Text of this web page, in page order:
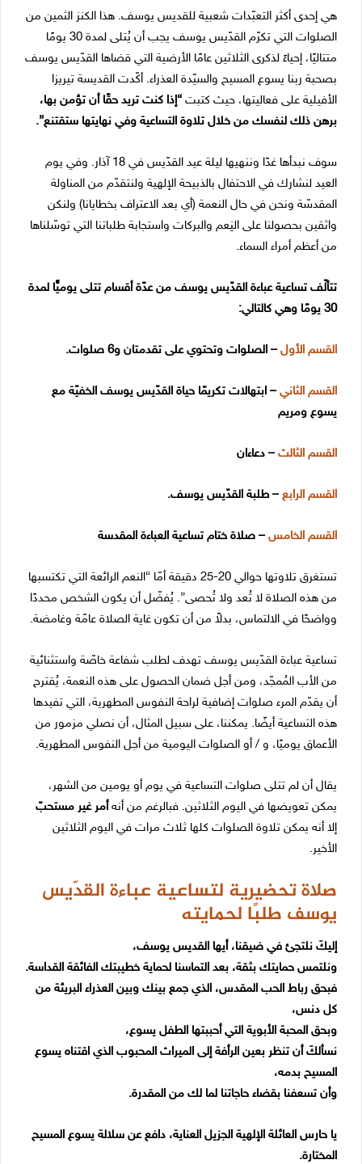
هي إحدى أكثر التعبّدات شعبية للقديس يوسف. هذا الكنز الثمين من
الصلوات التي تكرّم القدّيس يوسف يجب أن يُتلى لمدة 30 يومًا
متتاليًا، إحياءً لذكرى الثلاثين عامًا الأرضية التي قضاها القدّيس يوسف
بصحبة ربنا يسوع المسيح والسيّدة العذراء. أكّدت القديسة تيريزا
الأفيلية على فعاليتها، حيث كتبت “إذا كنت تريد حقًا أن تؤمن بها،
برهن ذلك لنفسك من خلال تلاوة التساعية وفي نهايتها ستقتنع”.
سوف نبدأها غدًا وننهيها ليلة عيد القدّيس في 18 آذار. وفي يوم
العيد لنشارك في الاحتفال بالذبيحة الإلهية ولنتقدّم من المناولة
المقدسّة ونحن في حال النعمة (أي بعد الاعتراف بخطايانا) ولنكن
واثقين بحصولنا على النِعم والبركات واستجابة طلباتنا التي توسّلناها
من أعظم أمراء السماء.
تتألّف تساعية عباءة القدّيس يوسف من عدّة أقسام تتلى يوميًّا لمدة
30 يومًا وهي كالتالي:
القسم الأول– الصلوات وتحتوي على تقدمتان و6 صلوات.
القسم الثاني– ابتهالات تكريمًا حياة القدّيس يوسف الخفيّة مع
يسوع ومريم
القسم الثالث– دعاءان
القسم الرابع– طلبة القدّيس يوسف.
القسم الخامس– صلاة ختام تساعية العباءة المقدسة
تستغرق تلاوتها حوالي 20-25 دقيقة أمّا “النعم الرائعة التي تكتسبها
من هذه الصلاة لا تُعد ولا تُحصى”. يُفضّل أن يكون الشخص محددًا
وواضحًا في الالتماس، بدلاً من أن تكون غاية الصلاة عامّة وغامضة.
تساعية عباءة القدّيس يوسف تهدف لطلب شفاعة خاصّة واستثنائية
من الأب المُمجّد، ومن أجل ضمان الحصول على هذه النعمة، يُقترح
أن يقدّم المرء صلوات إضافية لراحة النفوس المطهرية، التي تفيدها
هذه التساعية أيضًا. يمكننا، على سبيل المثال، أن نصلي مزمور من
الأعماق يوميًا، و / أو الصلوات اليومية من أجل النفوس المطهرية.
يقال أن لم تتلى صلوات التساعية في يوم أو يومين من الشهر،
يمكن تعويضها في اليوم الثلاثين. فبالرغم من أنه أمر غير مستحبّ
إلا أنه يمكن تلاوة الصلوات كلها ثلاث مرات في اليوم الثلاثين
الأخير.
صلاة تحضيرية لتساعية عباءة القدّيس
يوسف طلبًا لحمايته
إليكَ نلتجئ في ضيقنا، أيها القديس يوسف،
ونلتمس حمايتك بثقة، بعد التماسنا لحماية خطيبتك الفائقة القداسة.
فبحق رباط الحب المقدس، الذي جمع بينك وبين العذراء البريئة من
كل دنس،
وبحق المحبة الأبوية التي أحببتها الطفل يسوع،
نسألكَ أن تنظر بعين الرأفة إلى الميراث المحبوب الذي اقتناه يسوع
المسيح بدمه،
وأن تسعفنا بقضاء حاجاتنا لما لك من المقدرة.
يا حارس العائلة الإلهية الجزيل العناية، دافع عن سلالة يسوع المسيح
المختارة.